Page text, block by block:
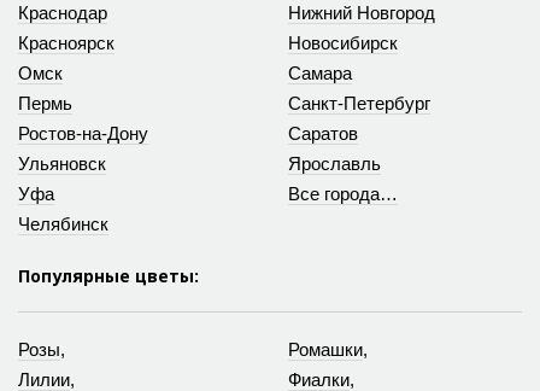
Краснодар
Красноярск
Нижний Новгород
Новосибирск
Омск
Пермь
Ростов-на-Дону
Самара
Санкт-Петербург
Саратов
Ульяновск
Уфа
Челябинск
Ярославль
Все города…
Популярные цветы:
Розы,
Лилии,
Ромашки,
Фиалки,